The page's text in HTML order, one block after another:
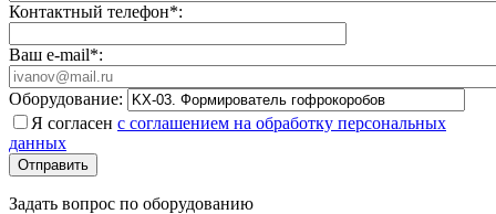
Контактный телефон*:
Ваш e-mail*:
Оборудование:
Я согласен с соглашением на обработку персональных
данных
Задать вопрос по оборудованию